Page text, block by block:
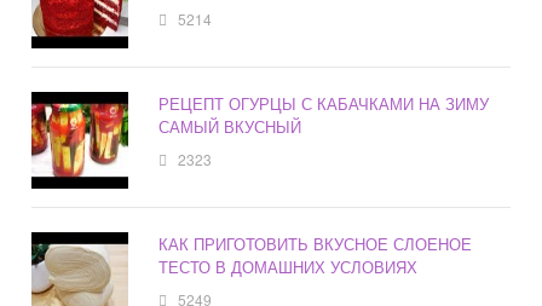
5214
РЕЦЕПТ ОГУРЦЫ С КАБАЧКАМИ НА ЗИМУ
САМЫЙ ВКУСНЫЙ
2323
КАК ПРИГОТОВИТЬ ВКУСНОЕ СЛОЕНОЕ
ТЕСТО В ДОМАШНИХ УСЛОВИЯХ
5249